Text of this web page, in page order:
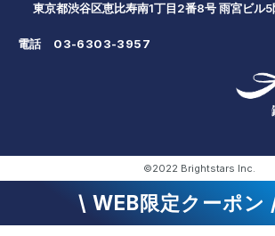
東京都渋谷区恵比寿南1丁目2番8号 雨宮ビル5
電話 03-6303-3957
©2022 Brightstars Inc.
\ WEB限定クーポン